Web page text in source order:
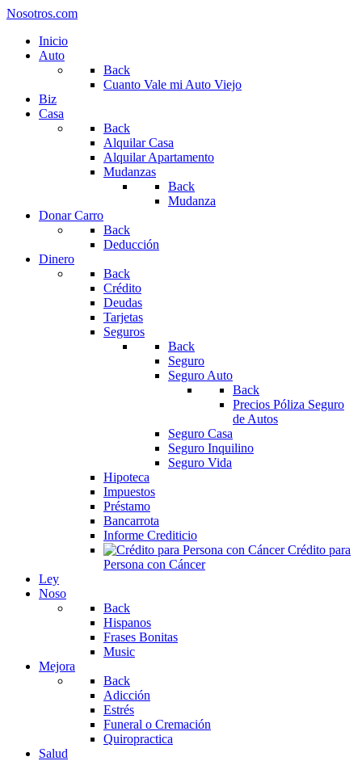
Nosotros.com
Inicio
Auto
Back
Cuanto Vale mi Auto Viejo
Biz
Casa
Back
Alquilar Casa
Alquilar Apartamento
Mudanzas
Back
Mudanza
Donar Carro
Back
Deducción
Dinero
Back
Crédito
Deudas
Tarjetas
Seguros
Back
Seguro
Seguro Auto
Back
Precios Póliza Seguro
de Autos
Seguro Casa
Seguro Inquilino
Seguro Vida
Hipoteca
Impuestos
Préstamo
Bancarrota
Informe Crediticio
Crédito para
Persona con Cáncer
Ley
Noso
Back
Hispanos
Frases Bonitas
Music
Mejora
Back
Adicción
Estrés
Funeral o Cremación
Quiropractica
Salud